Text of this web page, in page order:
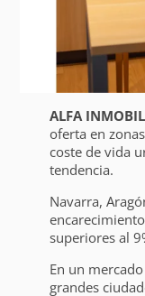
ALFA
oferta en
coste de vida
tendencia.
Navarra,
superiores al
En un
grandes